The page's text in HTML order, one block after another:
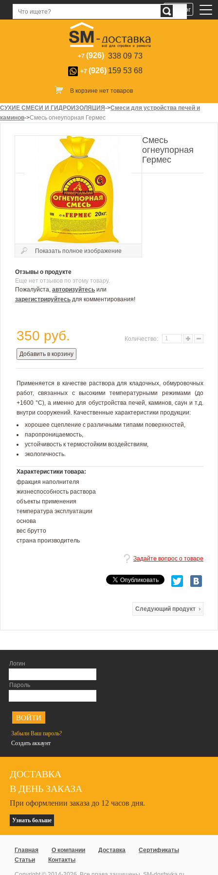
+7 (926) 338 09 73
+7 (926) 159 53 68
В корзине нет товаров
Логин
Пароль
Забыли Ваш пароль?
Создать аккаунт
ДОСТАВКА
В ДЕНЬ ЗАКАЗА
При оформлении заказа до 12 часов дня.
Узнать больше
СУХИЕ СМЕСИ И ГИДРОИЗОЛЯЦИЯ->Смеси для устройства печей и
каминов->Смесь огнеупорная Гермес
Показать полное изображение
Отзывы о продукте
Еще нет отзывов по этому товару.
Пожалуйста, авторизуйтесь или
зарегистрируйтесь для комментирования!
Смесь
огнеупорная
Гермес
350 руб. Количество:
Добавить в корзину
Применяется в качестве раствора для кладочных, обмуровочных
работ, связанных с высокими температурными режимами (до
+1600 °С), а именно для обустройства печей, каминов, саун и т.д.
внутри сооружений. Качественные характеристики продукции:
хорошее сцепление с различными типами поверхностей,
паропроницаемость,
устойчивость к термостойким воздействиям,
экологичность.
Характеристики товара:
фракция наполнителя
жизнеспособность раствора
объекты применения
температура эксплуатации
основа
вес брутто
страна производитель
Задайте вопрос о товаре
Следующий продукт
Главная О компании Доставка
Сертификаты
Статьи
Контакты
Каталог